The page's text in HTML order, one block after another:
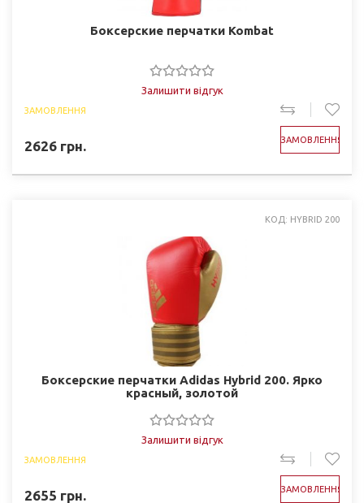
Боксерские перчатки Kombat
Залишити відгук
ЗАМОВЛЕННЯ
2626 грн. ЗАМОВЛЕННЯ
КОД: HYBRID 200
Боксерские перчатки Adidas Hybrid 200. Ярко
красный, золотой
Залишити відгук
ЗАМОВЛЕННЯ
2655 грн. ЗАМОВЛЕННЯ